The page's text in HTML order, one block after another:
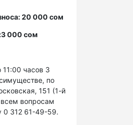
20 000 сом
000 сом
часов 3
по
151 (1-й
вопросам
0 312 61-49-59.